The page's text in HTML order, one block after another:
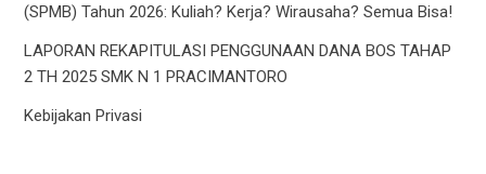
(SPMB) Tahun 2026: Kuliah? Kerja? Wirausaha? Semua Bisa!
LAPORAN REKAPITULASI PENGGUNAAN DANA BOS TAHAP
2 TH 2025 SMK N 1 PRACIMANTORO
Kebijakan Privasi